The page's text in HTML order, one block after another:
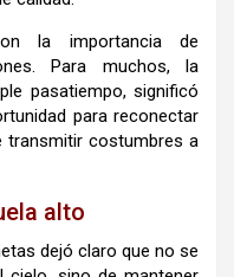
la importancia de
Para muchos, la
pasatiempo, significó
para reconectar
transmitir costumbres a
alto
dejó claro que no se